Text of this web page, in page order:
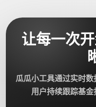
让每一次
瓜瓜小工具通过实时
用户持续跟踪基金